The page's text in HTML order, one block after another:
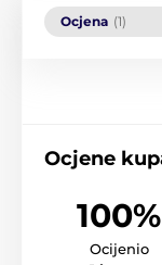
Ocjena (1)
Ocjene
100%
Ocijenio